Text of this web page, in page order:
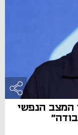
המצב הנפשי